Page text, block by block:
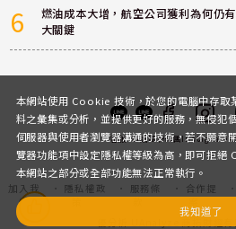
6
燃油成本大增，航空公司獲利為何仍
大關鍵
客服 討論區粉絲團Instagram
加入我
們
隱私權政
服務條
合作提
本網站使用 Cookie 技術，於您的電腦中存取
料之彙集或分析，並提供更好的服務，無侵
伺服器與使用者瀏覽器溝通的技術，若不願意
覽器功能項中設定隱私權等級為高，即可拒
本網站之部分或全部功能無法正常執行。
我知道了